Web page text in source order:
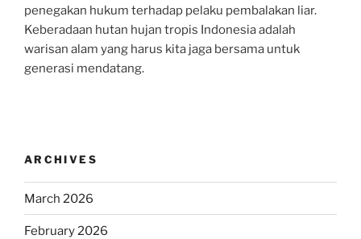
penegakan hukum terhadap pelaku pembalakan liar.
Keberadaan hutan hujan tropis Indonesia adalah
warisan alam yang harus kita jaga bersama untuk
generasi mendatang.
ARCHIVES
March 2026
February 2026